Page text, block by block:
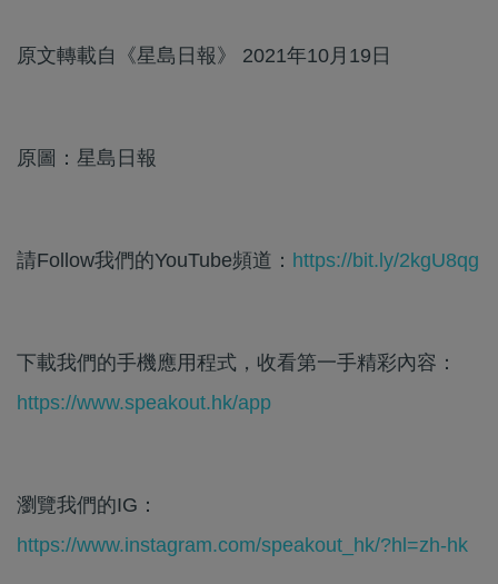
原文轉載自《星島日報》 2021年10月19日
原圖：星島日報
請Follow我們的YouTube頻道： https://bit.ly/2kgU8qg
下載我們的手機應用程式，收看第一手精彩內容：
https://www.speakout.hk/app
瀏覽我們的IG：
https://www.instagram.com/speakout_hk/?hl=zh-hk